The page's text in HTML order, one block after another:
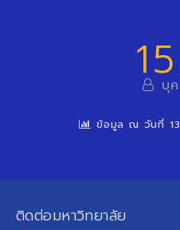
บุ
ข้อมูล ณ วันที่
ติดต่อมหาวิทยาลัย